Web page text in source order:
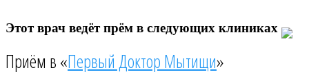
Этот врач ведёт прём в следующих клиниках
Приём в «Первый Доктор Мытищи»